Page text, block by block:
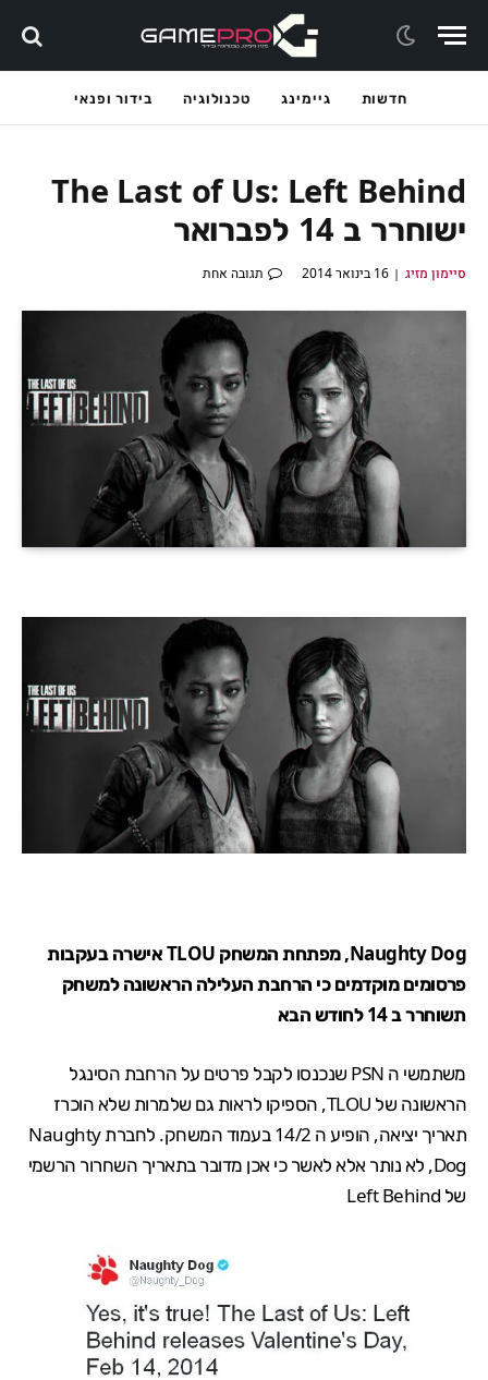
חדשות גיימינג טכנולוגיה בידור ופנאי
The Last of Us: Left Behind
ישוחרר ב 14 לפברואר
סיימון מזיג 16 בינואר 2014 תגובה אחת
Naughty Dog, מפתחת המשחק TLOU אישרה בעקבות
פרסומים מוקדמים כי הרחבת העלילה הראשונה למשחק
תשוחרר ב 14 לחודש הבא
משתמשי ה PSN שנכנסו לקבל פרטים על הרחבת הסינגל
הראשונה של TLOU, הספיקו לראות גם שלמרות שלא הוכרז
תאריך יציאה, הופיע ה 14/2
בעמוד המשחק
. לחברת Naughty
Dog, לא נותר אלא
לאשרכי אכן מדובר בתאריך השחרור הרשמי
של Left Behind